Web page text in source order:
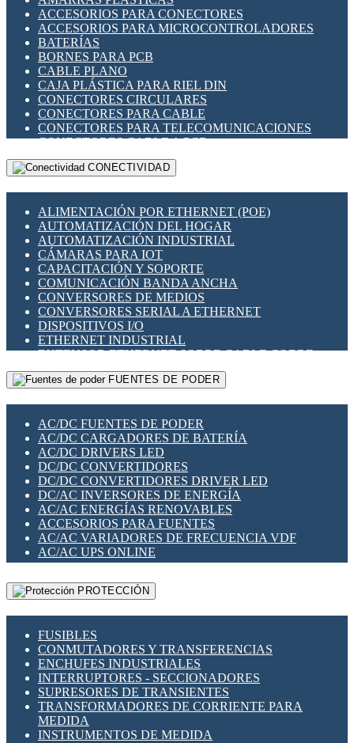
INDICADORES PARA PANEL
INTERFACES DE RELÉ
INTERRUPTORES FIN DE CARRERA
LLAVES CONMUTADORAS
MEDIDORES DE ENERGÍA Y TC'S DE CORRIENTE
MOTORES PASO A PASO
PANTALLAS HMI
PLC -CONTROLADORES LÓGICO PROGRAMABLES
PROGRAMADORES DE HORARIO
RELÉS DE PROTECCIÓN
SENSORES CAPACITIVOS
SENSORES INDUCTIVOS
TEMPORIZADORES
VARIACS
VARIADORES DE FRECUENCIA [VDF]
SECCIONADORES - INTERRUPTORES
MAQUINARIA
ACCESORIOS PARA CONECTORES
ACCESORIOS PARA MICROCONTROLADORES
BATERÍAS
BORNES PARA PCB
CABLE PLANO
CAJA PLÁSTICA PARA RIEL DIN
CONECTORES CIRCULARES
CONECTORES PARA CABLE
CONECTORES PARA TELECOMUNICACIONES
CONECTORES CABLE A PCB
CONECTORES PCB A CABLE
DIP SWITCHES
HERRAMIENTAS VARIAS
ILUMINACIÓN LED
INTERRUPTORES REED
INTERFACES DE RELÉ
OTROS RELÉS
PROTECCIÓN TÉRMICA
RELÉS AUTOMOTRICES
RELÉS DE SEÑAL
RELÉS DE ESTADO SÓLIDO SSR
RELÉS INDUSTRIALES
RELÉS MINIATURA DE POTENCIA
SENSORES MAGNÉTICOS
SWITCH Y MICROSWITCH
TARJETAS PI
UNIÓN Y DERIVACIÓN DE CABLE
CONECTIVIDAD
ALIMENTACIÓN POR ETHERNET (POE)
AUTOMATIZACIÓN DEL HOGAR
AUTOMATIZACIÓN INDUSTRIAL
CÁMARAS PARA IOT
CAPACITACIÓN Y SOPORTE
COMUNICACIÓN BANDA ANCHA
CONVERSORES DE MEDIOS
CONVERSORES SERIAL A ETHERNET
DISPOSITIVOS I/O
ETHERNET INDUSTRIAL
EXTENSOR ETHERNET SOBRE CABLE COBRE
GATEWAY LORAWAN
GESTIÓN DE REDES
PLACAS MODULARES IOT
SWITCHES Y REDES WIFI
SOLUCIONES IOT
SOLUCIONES LORAWAN
SOLUCIONES RED CELULAR
SEGURIDAD PARA REDES
SWITCHES LAN
TELEFONÍA IP (VOIP)
VIGILANCIA IP (CCTV)
MESHTASTIC
FUENTES DE PODER
AC/DC FUENTES DE PODER
AC/DC CARGADORES DE BATERÍA
AC/DC DRIVERS LED
DC/DC CONVERTIDORES
DC/DC CONVERTIDORES DRIVER LED
DC/AC INVERSORES DE ENERGÍA
AC/AC ENERGÍAS RENOVABLES
ACCESORIOS PARA FUENTES
AC/AC VARIADORES DE FRECUENCIA VDF
AC/AC UPS ONLINE
PROTECCIÓN
FUSIBLES
CONMUTADORES Y TRANSFERENCIAS
ENCHUFES INDUSTRIALES
INTERRUPTORES - SECCIONADORES
SUPRESORES DE TRANSIENTES
TRANSFORMADORES DE CORRIENTE PARA
MEDIDA
INSTRUMENTOS DE MEDIDA